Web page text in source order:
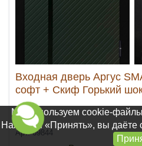
Входная дверь Аргус
софт + Скиф Горький
Арт. 69844
Мы используем cookie-
Нажимая «Принять», вы даёте